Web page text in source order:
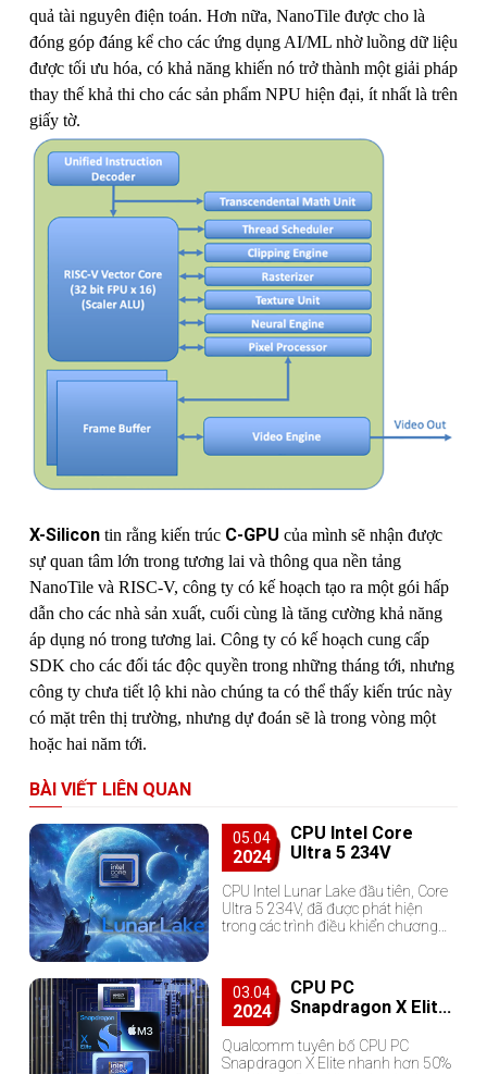
quả tài nguyên điện toán. Hơn nữa, NanoTile được cho là
đóng góp đáng kể cho các ứng dụng AI/ML nhờ luồng dữ liệu
được tối ưu hóa, có khả năng khiến nó trở thành một giải pháp
thay thế khả thi cho các sản phẩm NPU hiện đại, ít nhất là trên
giấy tờ.
X-Silicon tin rằng kiến ​​trúc C-GPU của mình sẽ nhận được
sự quan tâm lớn trong tương lai và thông qua nền tảng
NanoTile và RISC-V, công ty có kế hoạch tạo ra một gói hấp
dẫn cho các nhà sản xuất, cuối cùng là tăng cường khả năng
áp dụng nó trong tương lai. Công ty có kế hoạch cung cấp
SDK cho các đối tác độc quyền trong những tháng tới, nhưng
công ty chưa tiết lộ khi nào chúng ta có thể thấy kiến ​​trúc này
có mặt trên thị trường, nhưng dự đoán sẽ là trong vòng một
hoặc hai năm tới.
BÀI VIẾT LIÊN QUAN
05.04
2024
CPU Intel Core
Ultra 5 234V
CPU Intel Lunar Lake đầu tiên, Core
Ultra 5 234V, đã được phát hiện
trong các trình điều khiển chương
03.04
2024
CPU PC
Snapdragon X Elite
với chip Core Ultra
nhanh nhất của Intel
Qualcomm tuyên bố CPU PC
Snapdragon X Elite nhanh hơn 50%